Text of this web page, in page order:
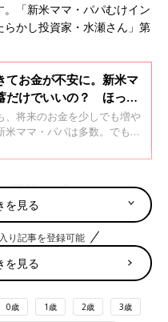
「新米ママ・パパむけイン
かし投資家・水瀬さん」第
てお金が不安に。新米マ
だけでいいの？ ほった
瀬さんに聞く
、将来のお金を少しでも増や
米ママ・パパは多数。でも、
て世代もムリなくできるの
らインデックス投資を継続
に成功した大人気投資ブロガ
さんに、その方法を超カンタ
きます。「新米ママ・パパ
投資講座。教えて！ほったら
ん」第１回ーーインデックス
ー
ほどいい？
を積み立てで購入するだ
しでできるインデックス投
でいいのか？そんな疑問を
ないでしょうか。
を見る
り記事を登録可能
を見る
0歳 1歳 2歳 3歳